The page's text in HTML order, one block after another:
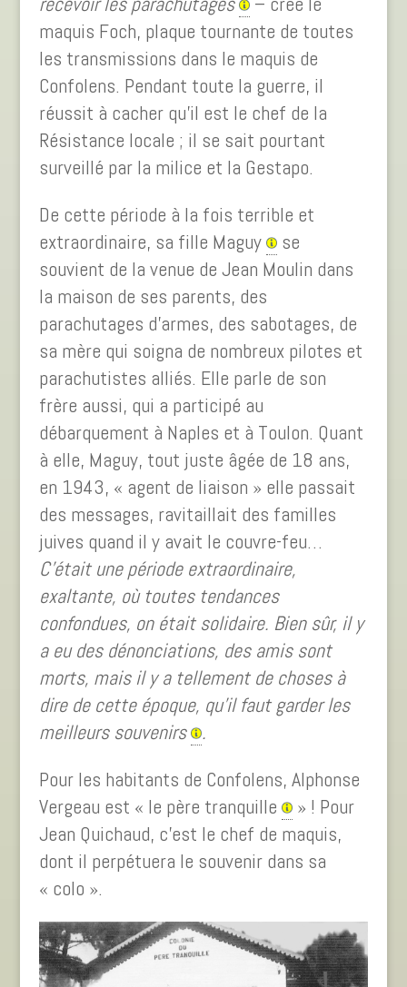
maquis Foch, plaque tournante de toutes
les transmissions dans le maquis de
Confolens. Pendant toute la guerre, il
réussit à cacher qu’il est le chef de la
Résistance locale ; il se sait pourtant
surveillé par la milice et la Gestapo.
De cette période à la fois terrible et
extraordinaire, sa fille Maguy se
souvient de la venue de Jean Moulin dans
la maison de ses parents, des
parachutages d’armes, des sabotages, de
sa mère qui soigna de nombreux pilotes et
parachutistes alliés. Elle parle de son
frère aussi, qui a participé au
débarquement à Naples et à Toulon. Quant
à elle, Maguy, tout juste âgée de 18 ans,
en 1943, « agent de liaison » elle passait
des messages, ravitaillait des familles
juives quand il y avait le couvre-feu…
C’était une période extraordinaire,
exaltante, où toutes tendances
confondues, on était solidaire. Bien sûr, il y
a eu des dénonciations, des amis sont
morts, mais il y a tellement de choses à
dire de cette époque, qu’il faut garder les
meilleurs souvenirs
.
Pour les habitants de Confolens, Alphonse
Vergeau est « le père tranquille
» ! Pour
Jean Quichaud, c’est le chef de maquis,
dont il perpétuera le souvenir dans sa
« colo ».